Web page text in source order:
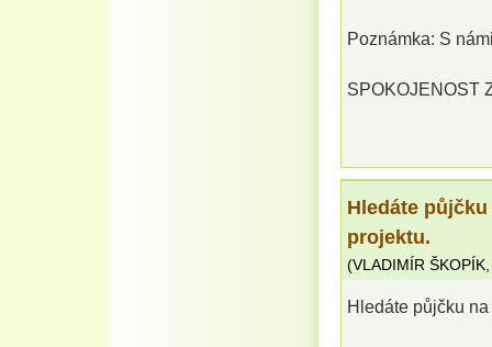
Poznámka: S
SPOKOJENOST
Hledáte
projektu.
(VLADIMÍR ŠKOPÍK
Hledáte půjčku